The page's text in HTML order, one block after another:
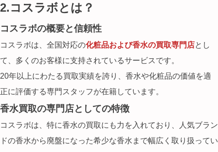
2.コスラボとは？
コスラボの概要と信頼性
コスラボは、全国対応の化粧品および香水の買取専門店とし
て、多くのお客様に支持されているサービスです。
20年以上にわたる買取実績を誇り、香水や化粧品の価値を適
正に評価する専門スタッフが在籍しています。
香水買取の専門店としての特徴
コスラボは、特に香水の買取にも力を入れており、
人気ブラン
ドの香水から廃盤になった希少な香水 まで幅広く取り扱ってい